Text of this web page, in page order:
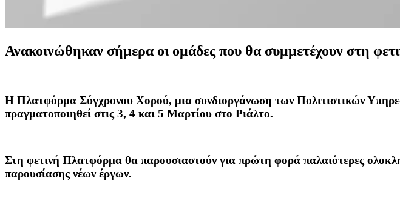
Ανακοινώθηκαν σήμερα οι ομάδες που θα συμμετέχουν στη
Η Πλατφόρμα Σύγχρονου Χορού, μια συνδιοργάνωση των Πολιτιστικών
πραγματοποιηθεί στις 3, 4 και 5 Μαρτίου στο Ριάλτο.
Στη φετινή Πλατφόρμα θα παρουσιαστούν για πρώτη φορά παλαιότερες
παρουσίασης νέων έργων.